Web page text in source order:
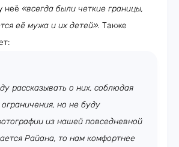
неё «всегда были четкие границы,
её мужа и их детей». Также
рассказывать о них, соблюдая
но не буду
из нашей повседневной
Райана, то нам комфортнее